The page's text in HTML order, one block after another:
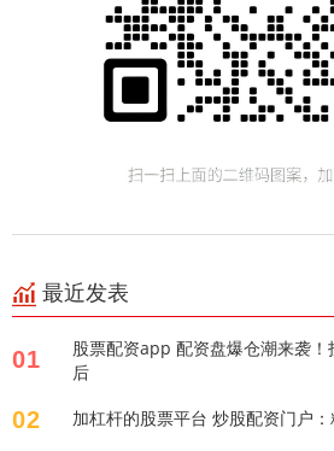
最近发表
01
股票配资app 配资盘爆仓潮来袭！投资者血本无归，谁是幕
后
02 加杠杆的股票平台 炒股配资门户：